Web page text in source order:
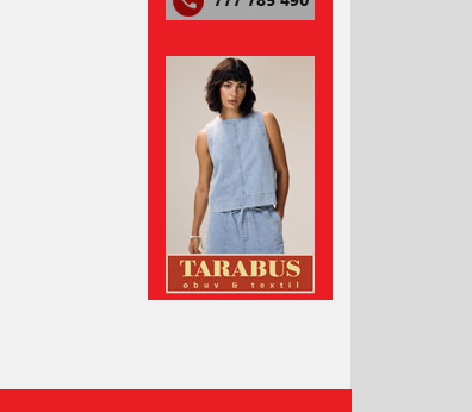
Červen 2021
Květen 2021
Duben 2021
Březen 2021
Únor 2021
Leden 2021
Prosinec 2020
Listopad 2020
Říjen 2020